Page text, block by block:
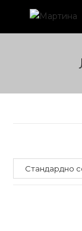
content